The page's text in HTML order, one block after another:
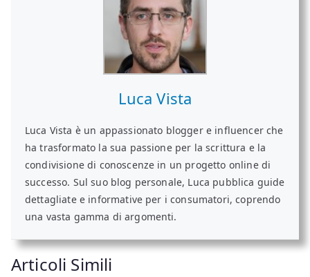
Luca Vista
Luca Vista è un appassionato blogger e influencer che
ha trasformato la sua passione per la scrittura e la
condivisione di conoscenze in un progetto online di
successo. Sul suo blog personale, Luca pubblica guide
dettagliate e informative per i consumatori, coprendo
una vasta gamma di argomenti.
Articoli Simili